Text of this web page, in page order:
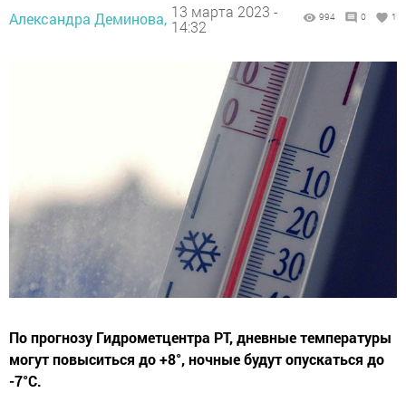
Александра Деминова, 13 марта 2023 -
14:32
994 0 1
По прогнозу Гидрометцентра РТ, дневные температуры
могут повыситься до +8°, ночные будут опускаться до
-7°С.